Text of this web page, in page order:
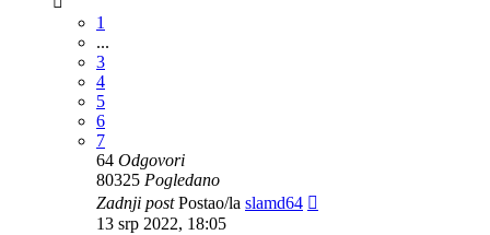
1
...
3
4
5
6
7
64 Odgovori
80325 Pogledano
Zadnji postPostao/la slamd64
13 srp 2022, 18:05